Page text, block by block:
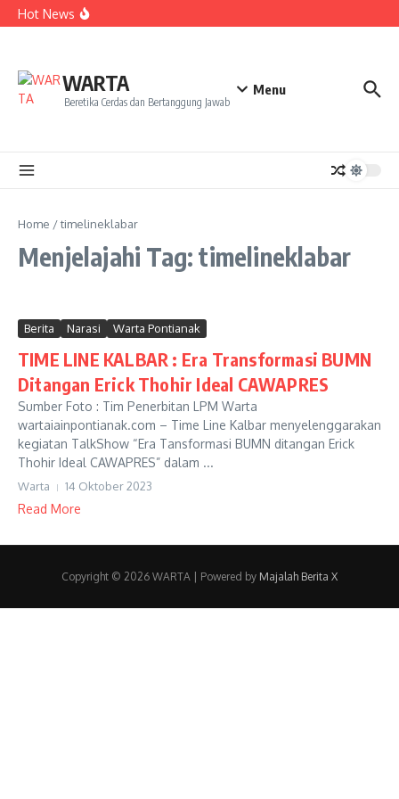
Lewati ke konten
Hot News
Pontianak
Mereka?
WARTA
Beretika Cerdas dan Bertanggung Jawab
Menu
Home /timelineklabar
Menjelajahi Tag: timelineklabar
Berita Narasi Warta Pontianak
TIME LINE KALBAR : Era Transformasi BUMN
Ditangan Erick Thohir Ideal CAWAPRES
Sumber Foto : Tim Penerbitan LPM Warta
wartaiainpontianak.com – Time Line Kalbar menyelenggarakan
kegiatan TalkShow “Era Tansformasi BUMN ditangan Erick
Thohir Ideal CAWAPRES” dalam ...
Warta 14 Oktober 2023
Read More
Copyright © 2026 WARTA | Powered by Majalah Berita X